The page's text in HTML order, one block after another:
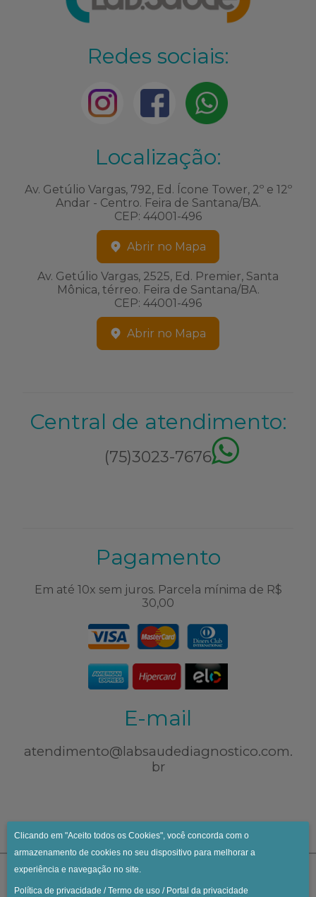
Redes sociais:
Localização:
Av. Getúlio Vargas, 792, Ed. Ícone Tower, 2º e 12º
Andar - Centro. Feira de Santana/BA.
CEP: 44001-496
Abrir no Mapa
Av. Getúlio Vargas, 2525, Ed. Premier, Santa
Mônica, térreo. Feira de Santana/BA.
CEP: 44001-496
Abrir no Mapa
Central de atendimento:
(75)3023-7676
Pagamento
Em até 10x sem juros. Parcela mínima de R$
30,00
E-mail
atendimento@labsaudediagnostico.com.
br
Clicando em "Aceito todos os Cookies", você concorda com o
armazenamento de cookies no seu dispositivo para melhorar a
experiência e navegação no site.
Política de privacidade /Termo de uso / Portal da privacidade